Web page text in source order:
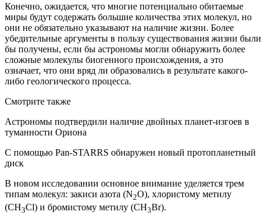
Конечно, ожидается, что многие потенциально обитаемые
миры будут содержать большие количества этих молекул, но
они не обязательно указывают на наличие жизни. Более
убедительные аргументы в пользу существования жизни были
бы получены, если бы астрономы могли обнаружить более
сложные молекулы биогенного происхождения, а это
означает, что они вряд ли образовались в результате какого-
либо геологического процесса.
Смотрите также
Астрономы подтвердили наличие двойных планет-изгоев в
туманности Ориона
С помощью Pan-STARRS обнаружен новый протопланетный
диск
В новом исследовании основное внимание уделяется трем
типам молекул: закиси азота (N2O), хлористому метилу
(CH3Cl) и бромистому метилу (CH3Br).